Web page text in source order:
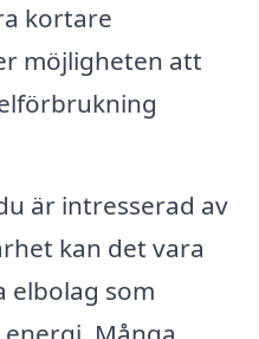
kortare
möjligheten att
är intresserad av
kan det vara
elbolag som